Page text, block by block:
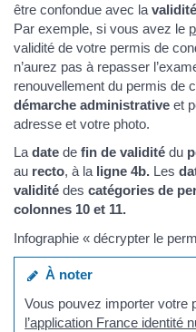
être confondue avec la
Par exemple, si vous avez le
validité de votre permis de
n’aurez pas à repasser
renouvellement du permis de
démarche administrative et
adresse et votre photo.
La date de fin de validité du
au recto, à la ligne 4b. Les
validité des catégories de
colonnes 10 et 11.
Infographie « décrypter le
À noter
Vous pouvez importer votre
l’application France identité